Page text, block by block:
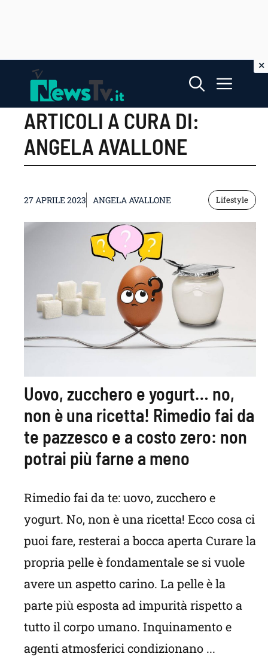
contenuto
Menu
ARTICOLI A CURA DI:
ANGELA AVALLONE
27 APRILE 2023 ANGELA AVALLONE Lifestyle
Uovo, zucchero e yogurt… no,
non è una ricetta! Rimedio fai da
te pazzesco e a costo zero: non
potrai più farne a meno
Rimedio fai da te: uovo, zucchero e
yogurt. No, non è una ricetta! Ecco cosa ci
puoi fare, resterai a bocca aperta Curare la
propria pelle è fondamentale se si vuole
avere un aspetto carino. La pelle è la
parte più esposta ad impurità rispetto a
tutto il corpo umano. Inquinamento e
agenti atmosferici condizionano ...